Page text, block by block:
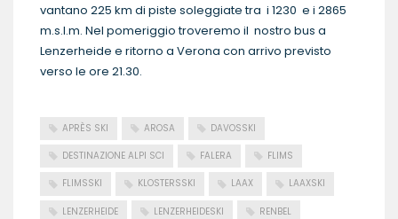
vantano 225 km di piste soleggiate tra i 1230 e i 2865
m.s.l.m. Nel pomeriggio troveremo il nostro bus a
Lenzerheide e ritorno a Verona con arrivo previsto
verso le ore 21.30.
APRÈS SKI AROSA DAVOSSKI
DESTINAZIONE ALPI SCI FALERA FLIMS
FLIMSSKI KLOSTERSSKI LAAX LAAXSKI
LENZERHEIDE LENZERHEIDESKI RENBEL